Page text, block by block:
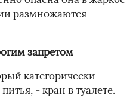
размножаются
запретом
категорически
- кран в туалете.